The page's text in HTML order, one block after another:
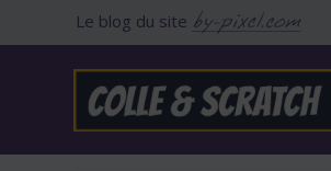
Le blog du site